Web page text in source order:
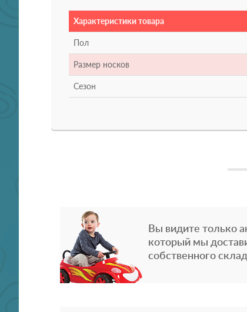
Характеристики товара
Пол
Размер носков
Сезон
Вы видите только
который мы
собственного